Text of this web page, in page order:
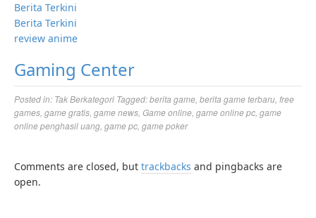
Berita Terkini
Berita Terkini
review anime
Gaming Center
Posted in: Tak Berkategori Tagged:berita game berita game terbaru free
games game gratis game news Game online game online pc game
online penghasil uang game pc game poker
Comments are closed, but trackbacks and pingbacks are
open.